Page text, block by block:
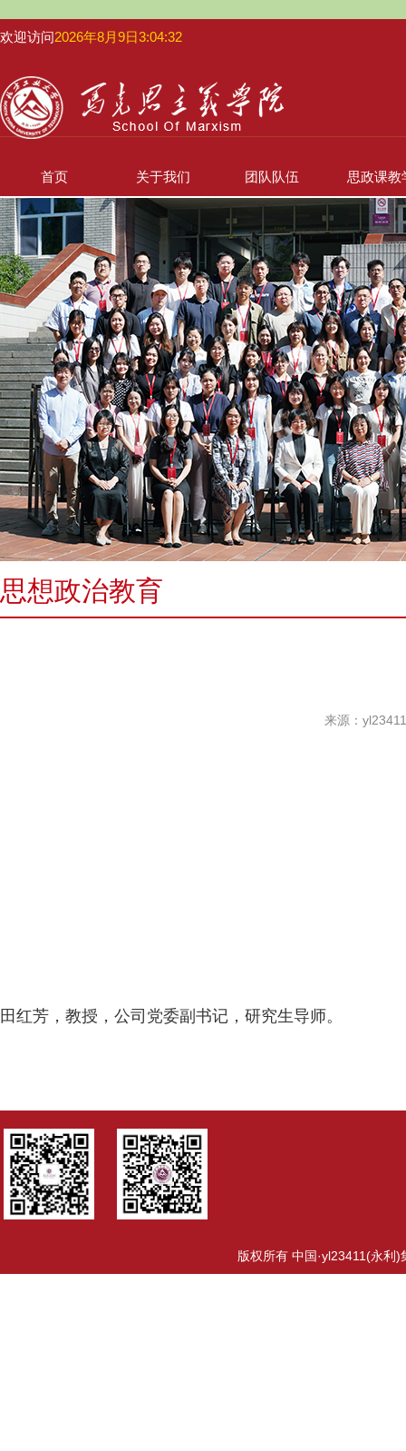
欢迎访问2026年8月9日3:04:32
首页 关于我们 团队队伍 思政课教
思想政治教育
来源：
田红芳，教授，公司党委副书记，研究生导师。
版权所有 中国·yl23411(永